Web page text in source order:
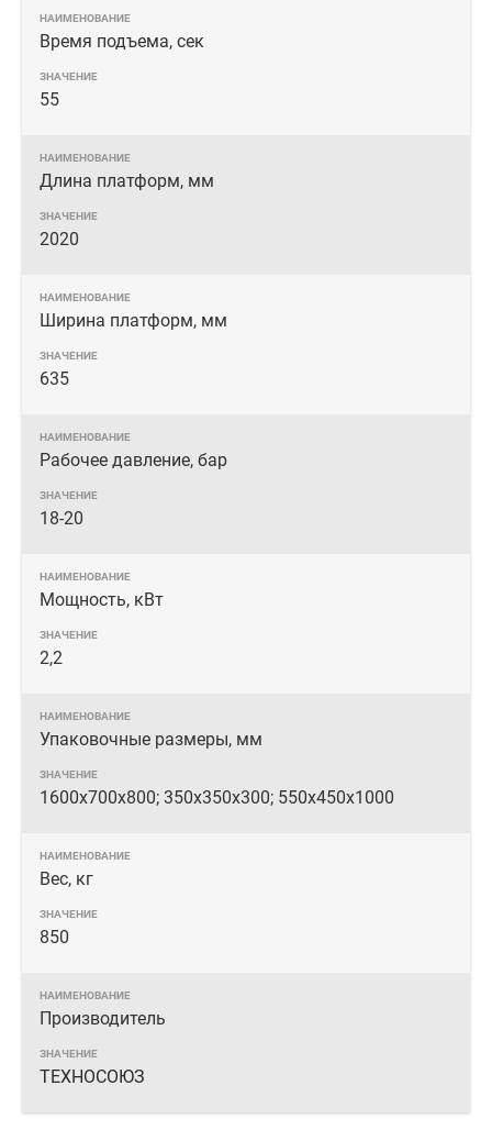
Время подъема, сек
55
Длина платформ, мм
2020
Ширина платформ, мм
635
Рабочее давление, бар
18-20
Мощность, кВт
2,2
Упаковочные размеры, мм
1600х700х800; 350х350х300; 550х450х1000
Вес, кг
850
Производитель
ТЕХНОСОЮЗ